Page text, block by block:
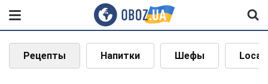
Рецепты Напитки Шефы Local